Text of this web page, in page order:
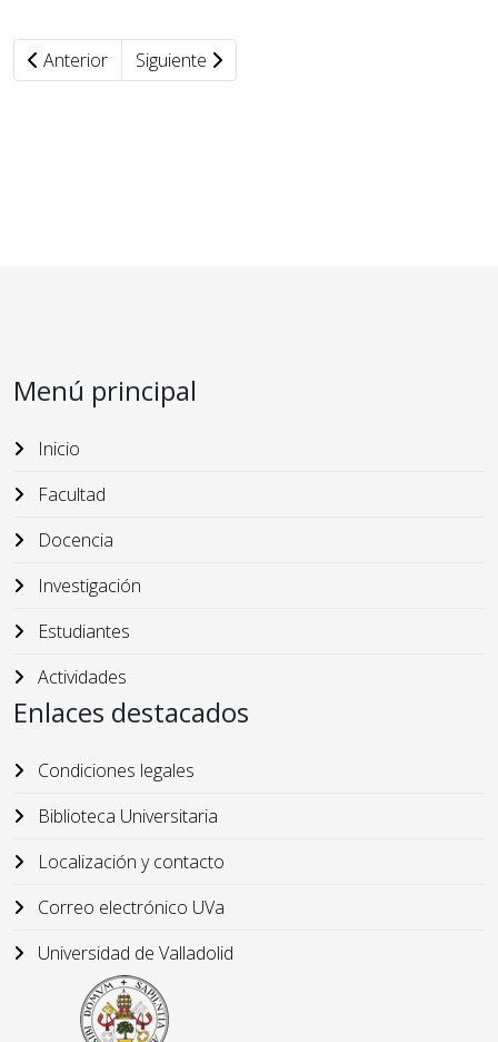
Anterior Siguiente
Menú principal
Inicio
Facultad
Docencia
Investigación
Estudiantes
Actividades
Enlaces destacados
Condiciones legales
Biblioteca Universitaria
Localización y contacto
Correo electrónico UVa
Universidad de Valladolid